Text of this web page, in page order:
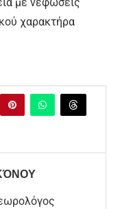
με νεφώσεις
χαρακτήρα